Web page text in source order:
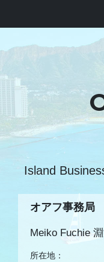
Island
オアフ事務局
Meiko Fuchie
所在地：